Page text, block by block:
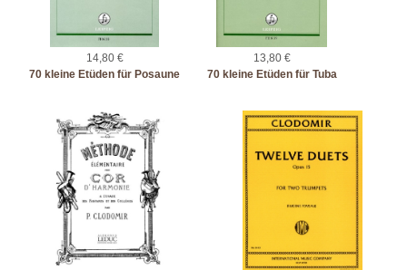
14,80 €
70 kleine Etüden für Posaune
13,80 €
70 kleine Etüden für Tuba